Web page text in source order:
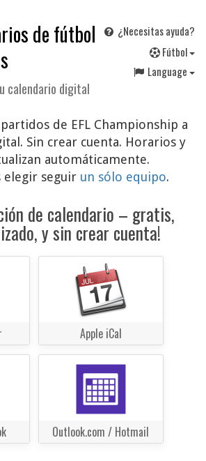
de fútbol
calendario digital
¿Necesitas ayuda?
Fútbol
Language
de EFL Championship a
Sin crear cuenta. Horarios y
automáticamente.
elegir seguir un sólo equipo.
de calendario – gratis,
y sin crear cuenta!
Apple iCal
Outlook.com / Hotmail